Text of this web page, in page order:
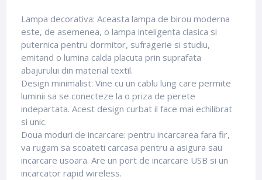
Lampa decorativa: Aceasta lampa de birou moderna
este, de asemenea, o lampa inteligenta clasica si
puternica pentru dormitor, sufragerie si studiu,
emitand o lumina calda placuta prin suprafata
abajurului din material textil.
Design minimalist: Vine cu un cablu lung care permite
luminii sa se conecteze la o priza de perete
indepartata.Acest design curbat il face mai echilibrat
si unic.
Doua moduri de incarcare: pentru incarcarea fara fir,
va rugam sa scoateti carcasa pentru a asigura sau
incarcare usoara.Are un port de incarcare USB si un
incarcator rapid wireless.